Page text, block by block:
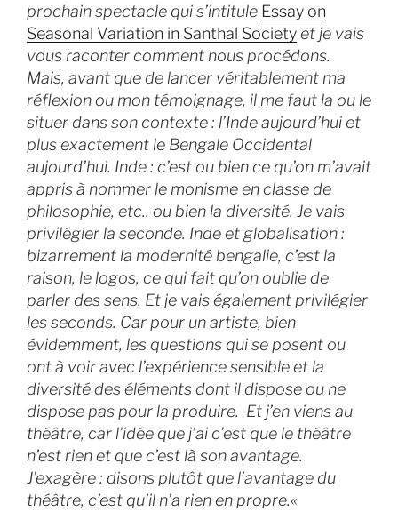
prochain spectacle qui s’intitule Essay on
Seasonal Variation in Santhal Societyet je vais
vous raconter comment nous procédons.
Mais, avant que de lancer véritablement ma
réflexion ou mon témoignage, il me faut la ou le
situer dans son contexte : l’Inde aujourd’hui et
plus exactement le Bengale Occidental
aujourd’hui. Inde : c’est ou bien ce qu’on m’avait
appris à nommer le monisme en classe de
philosophie, etc.. ou bien la diversité. Je vais
privilégier la seconde. Inde et globalisation :
bizarrement la modernité bengalie, c’est la
raison, le logos, ce qui fait qu’on oublie de
parler des sens. Et je vais également privilégier
les seconds. Car pour un artiste, bien
évidemment, les questions qui se posent ou
ont à voir avec l’expérience sensible et la
diversité des éléments dont il dispose ou ne
dispose pas pour la produire. Et j’en viens au
théâtre, car l’idée que j’ai c’est que le théâtre
n’est rien et que c’est là son avantage.
J’exagère : disons plutôt que l’avantage du
théâtre, c’est qu’il n’a rien en propre.«